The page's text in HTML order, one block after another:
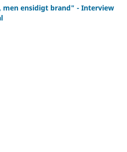
ensidigt brand" - Interview